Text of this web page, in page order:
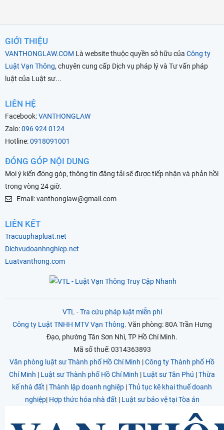
GIỚI THIỆU
VANTHONGLAW.COM Là website thuộc quyền sở hữu của Công ty
Luật Vạn Thông, chuyên cung cấp Dịch vụ pháp lý và Tư vấn pháp
luật của Luật sư...
LIÊN HỆ
Facebook:VANTHONGLAW
Zalo:096 924 0124
Hotline:0918091001
ĐÓNG GÓP NỘI DUNG
Mọi ý kiến đóng góp, thông tin đăng tải sẽ được tiếp nhận và phản hồi
trong vòng 24 giờ.
Email: vanthonglaw@gmail.com
LIÊN KẾT
Tracuuphapluat.net
Dichvudoanhnghiep.net
Luatvanthong.com
VTL -Tra cứu pháp luật miễn phí
Công ty Luật TNHH MTV Vạn Thông. Văn phòng: 80A Trần Hưng
Đạo, phường Tân Sơn Nhì, TP Hồ Chí Minh.
Mã số thuế: 0314363893
Văn phòng luật sư Thành phố Hồ Chí Minh |Công ty Thành phố Hồ
Chí Minh | Luật sư Thành phố Hồ Chí Minh | Luật sư Tân Phú |Thừa
kế nhà đất |Thành lập doanh nghiệp |Thủ tục kê khai thuế doanh
nghiệp| Hợp thức hóa nhà đất | Luật sư bảo vệ tại Tòa án